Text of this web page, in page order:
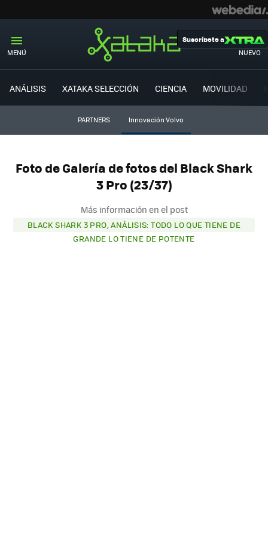
MENÚ NUEVO
Suscríbete a
ANÁLISIS XATAKA SELECCIÓN CIENCIA MOVILIDAD
PARTNERS Innovación Volvo
Foto de Galería de fotos del Black Shark
3 Pro (23/37)
Más información en el post
BLACK SHARK 3 PRO, ANÁLISIS: TODO LO QUE TIENE DE
GRANDE LO TIENE DE POTENTE